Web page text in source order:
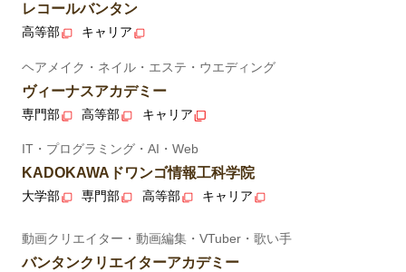
レコールバンタン
高等部 キャリア
ヘアメイク・ネイル・エステ・ウエディング
ヴィーナスアカデミー
専門部 高等部 キャリア
IT・プログラミング・AI・Web
KADOKAWAドワンゴ情報工科学院
大学部 専門部 高等部 キャリア
動画クリエイター・動画編集・VTuber・歌い手
バンタンクリエイターアカデミー